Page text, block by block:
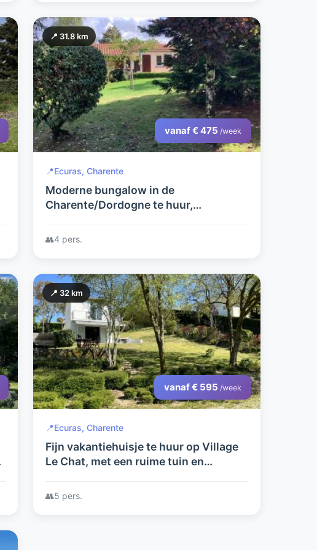
📍 31.8 km
vanaf € 475 /week
📍Ecuras, Charente
Moderne bungalow in de
Charente/Dordogne te huur,
prijsverhoging in 2026 tov 2025!
👥4 pers.
📍 32 km
vanaf € 595 /week
📍Ecuras, Charente
Fijn vakantiehuisje te huur op Village
Le Chat, met een ruime tuin en
👥5 pers.